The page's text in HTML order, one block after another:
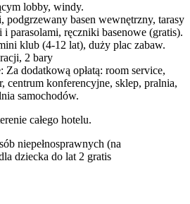
lobby, windy.
podgrzewany basen wewnętrzny, tarasy
i parasolami, ręczniki basenowe (gratis).
klub (4-12 lat), duży plac zabaw.
2 bary
Za dodatkową opłatą: room service,
centrum konferencyjne, sklep, pralnia,
samochodów.
całego hotelu.
niepełnosprawnych (na
dziecka do lat 2 gratis